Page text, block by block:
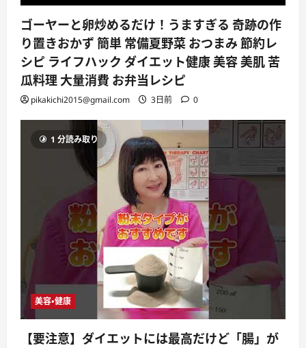
ゴーヤーと卵炒めるだけ！うますぎる 奇跡の作
り置きおかず 簡単 常備夏野菜 おつまみ 節約レ
シピ ライフハック ダイエット健康 美容 美肌 苦
瓜料理 大量消費 お弁当レシピ
pikakichi2015@gmail.com 3日前 0
1 分読み取り
美容・健康
【要注意】ダイエットには最高だけど「腸」が